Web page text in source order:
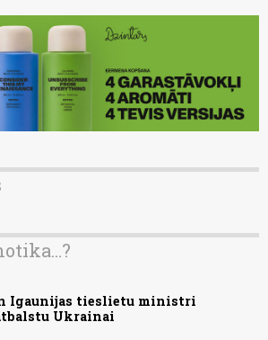
Igaunijas tieslietu ministri
Ukrainai